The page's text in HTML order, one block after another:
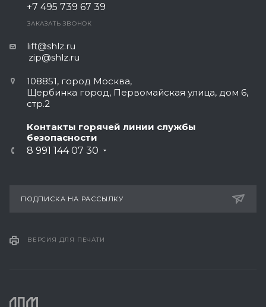
+7 495 739 67 39
ЗАКАЗАТЬ ЗВОНОК
lift@shlz.ru
zip@shlz.ru
108851, город Москва,
Щербинка город, Первомайская улица, дом 6,
стр.2
Контакты горячей линии службы
безопасности
8 991 144 07 30
ПОДПИСКА НА РАССЫЛКУ
ВЕРСИЯ ДЛЯ ПЕЧАТИ